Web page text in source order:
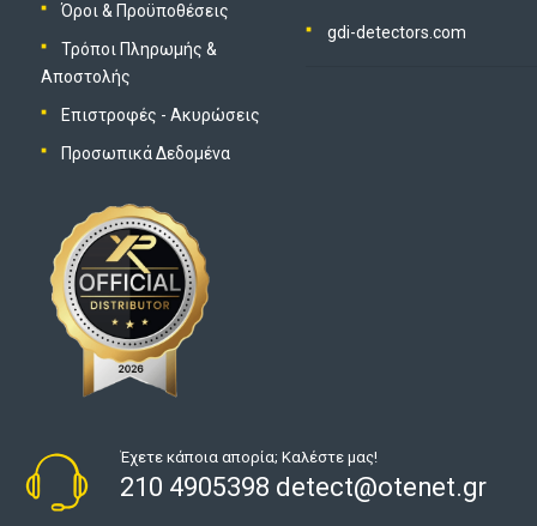
Όροι & Προϋποθέσεις
Τρόποι Πληρωμής &
Αποστολής
Επιστροφές - Ακυρώσεις
Προσωπικά Δεδομένα
gdi-detectors.com
Έχετε κάποια απορία; Καλέστε μας!
210 4905398 detect@otenet.gr